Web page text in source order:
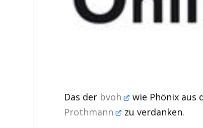
Das der bvoh wie Phönix aus
Prothmann
zu verdanken.